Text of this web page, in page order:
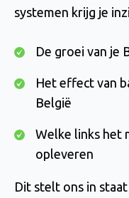
systemen krijg je
De groei van je
Het effect van
België
Welke links het
opleveren
Dit stelt ons in